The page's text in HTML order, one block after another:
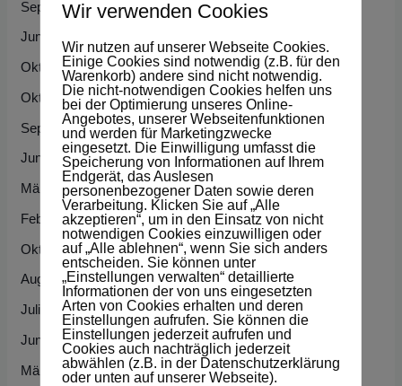
c
h
:
September 2025
Juni 2022
Oktober 2021
Oktober 2020
September 2020
Juni 2020
März 2020
Februar 2020
Oktober 2019
August 2019
Juli 2019
Juni 2019
März 2019
Wir verwenden Cookies
Wir nutzen auf unserer Webseite Cookies.
Einige Cookies sind notwendig (z.B. für den
Warenkorb) andere sind nicht notwendig.
Die nicht-notwendigen Cookies helfen uns
bei der Optimierung unseres Online-
Angebotes, unserer Webseitenfunktionen
und werden für Marketingzwecke
eingesetzt. Die Einwilligung umfasst die
Speicherung von Informationen auf Ihrem
Endgerät, das Auslesen
personenbezogener Daten sowie deren
Verarbeitung. Klicken Sie auf „Alle
akzeptieren“, um in den Einsatz von nicht
notwendigen Cookies einzuwilligen oder
auf „Alle ablehnen“, wenn Sie sich anders
entscheiden. Sie können unter
„Einstellungen verwalten“ detaillierte
Informationen der von uns eingesetzten
Arten von Cookies erhalten und deren
Einstellungen aufrufen. Sie können die
Einstellungen jederzeit aufrufen und
Cookies auch nachträglich jederzeit
abwählen (z.B. in der Datenschutzerklärung
oder unten auf unserer Webseite).